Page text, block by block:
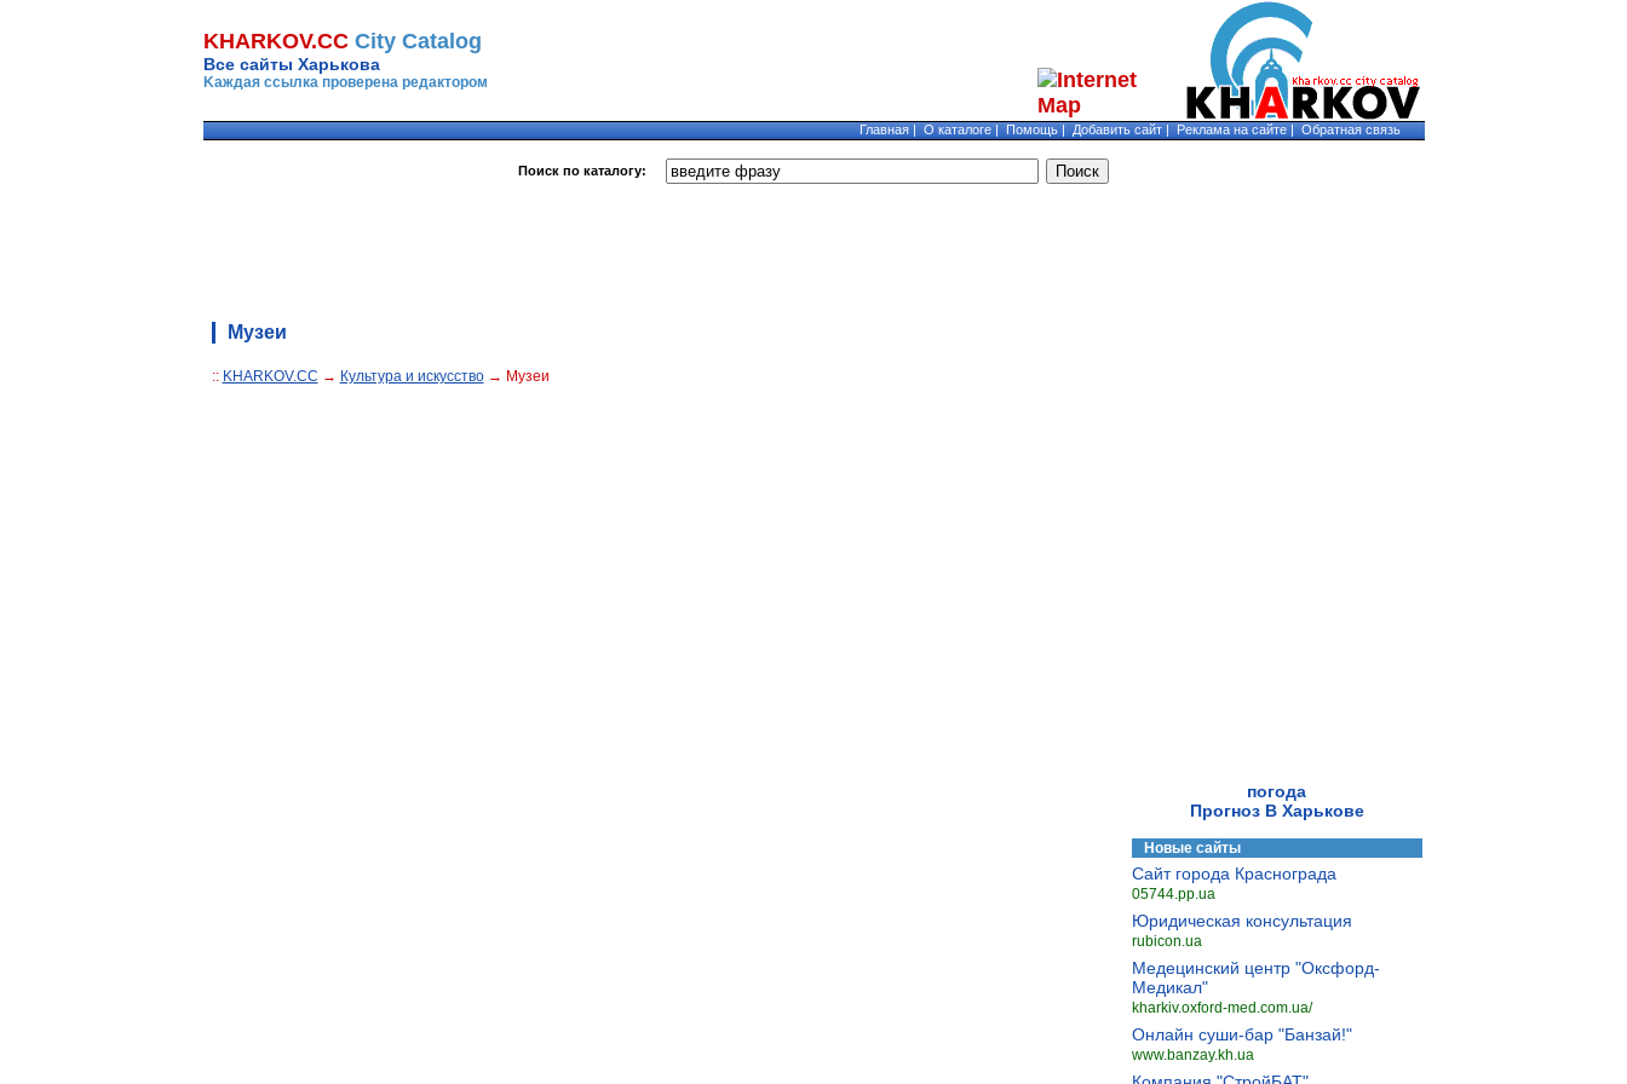
KHARKOV.CCСity Сatalog
Все сайты Харькова
Kаждая ссылка проверена редактором
Главная|О каталоге|Помощь|Добавить сайт|Реклама на сайте|Обратная связь
Поиск по каталогу:
Музеи
:: KHARKOV.CC → Культура и искусство→ Музеи
погода
Прогноз В Харькове
Новые сайты
Сайт города Краснограда
05744.pp.ua
Юридическая консультация
rubicon.ua
Медецинский центр "Оксфорд-
Медикал"
kharkiv.oxford-med.com.ua/
Онлайн суши-бар "Банзай!"
www.banzay.kh.ua